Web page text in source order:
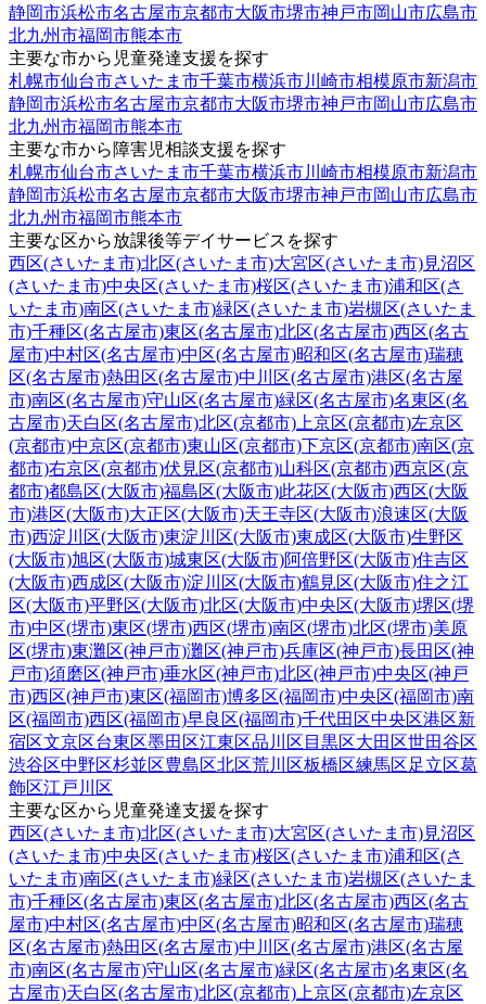
静岡市浜松市名古屋市京都市大阪市堺市神戸市岡山市広島市
北九州市福岡市熊本市
主要な市から児童発達支援を探す
札幌市仙台市さいたま市千葉市横浜市川崎市相模原市新潟市
静岡市浜松市名古屋市京都市大阪市堺市神戸市岡山市広島市
北九州市福岡市熊本市
主要な市から障害児相談支援を探す
札幌市仙台市さいたま市千葉市横浜市川崎市相模原市新潟市
静岡市浜松市名古屋市京都市大阪市堺市神戸市岡山市広島市
北九州市福岡市熊本市
主要な区から放課後等デイサービスを探す
西区(さいたま市)北区(さいたま市)大宮区(さいたま市)見沼区
(さいたま市)中央区(さいたま市)桜区(さいたま市)浦和区(さ
いたま市)南区(さいたま市)緑区(さいたま市)岩槻区(さいたま
市)千種区(名古屋市)東区(名古屋市)北区(名古屋市)西区(名古
屋市)中村区(名古屋市)中区(名古屋市)昭和区(名古屋市)瑞穂
区(名古屋市)熱田区(名古屋市)中川区(名古屋市)港区(名古屋
市)南区(名古屋市)守山区(名古屋市)緑区(名古屋市)名東区(名
古屋市)天白区(名古屋市)北区(京都市) 上京区(京都市)左京区
(京都市)中京区(京都市)東山区(京都市)下京区(京都市)南区(京
都市)右京区(京都市)伏見区(京都市)山科区(京都市)西京区(京
都市)都島区(大阪市)福島区(大阪市)此花区(大阪市)西区(大阪
市)港区(大阪市)大正区(大阪市)天王寺区(大阪市)浪速区(大阪
市)西淀川区(大阪市)東淀川区(大阪市)東成区(大阪市)生野区
(大阪市)旭区(大阪市)城東区(大阪市)阿倍野区(大阪市)住吉区
(大阪市)西成区(大阪市)淀川区(大阪市)鶴見区(大阪市)住之江
区(大阪市)平野区(大阪市)北区(大阪市)中央区(大阪市)堺区(堺
市)中区(堺市)東区(堺市)西区(堺市)南区(堺市)北区(堺市)美原
区(堺市)東灘区(神戸市)灘区(神戸市)兵庫区(神戸市)長田区(神
戸市)須磨区(神戸市)垂水区(神戸市)北区(神戸市)中央区(神戸
市)西区(神戸市)東区(福岡市)博多区(福岡市)中央区(福岡市)南
区(福岡市)西区(福岡市)早良区(福岡市)千代田区中央区港区新
宿区文京区台東区墨田区江東区品川区 目黒区大田区世田谷区
渋谷区中野区杉並区豊島区北区荒川区板橋区練馬区足立区葛
飾区江戸川区
主要な区から児童発達支援を探す
西区(さいたま市)北区(さいたま市)大宮区(さいたま市)見沼区
(さいたま市)中央区(さいたま市)桜区(さいたま市)浦和区(さ
いたま市)南区(さいたま市)緑区(さいたま市)岩槻区(さいたま
市)千種区(名古屋市)東区(名古屋市)北区(名古屋市)西区(名古
屋市)中村区(名古屋市)中区(名古屋市)昭和区(名古屋市)瑞穂
区(名古屋市)熱田区(名古屋市)中川区(名古屋市)港区(名古屋
市)南区(名古屋市)守山区(名古屋市)緑区(名古屋市)名東区(名
古屋市)天白区(名古屋市)北区(京都市) 上京区(京都市)左京区